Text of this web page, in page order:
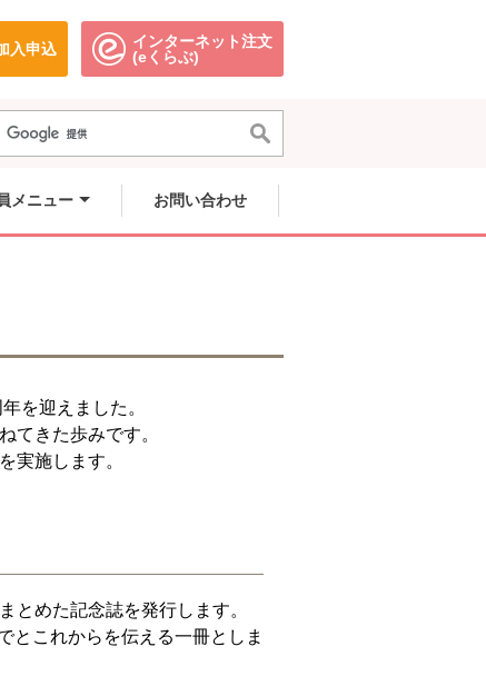
ます。
入申込
別のウィンドウで開きます。
インターネット注文
(eくらぶ)別のウィンドウで開きます。
メニュー お問い合わせ
を迎えました。
てきた歩みです。
実施します。
とめた記念誌を発行します。
とこれからを伝える一冊としま